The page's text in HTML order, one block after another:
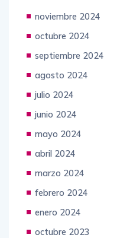
noviembre 2024
octubre 2024
septiembre 2024
agosto 2024
julio 2024
junio 2024
mayo 2024
abril 2024
marzo 2024
febrero 2024
enero 2024
octubre 2023